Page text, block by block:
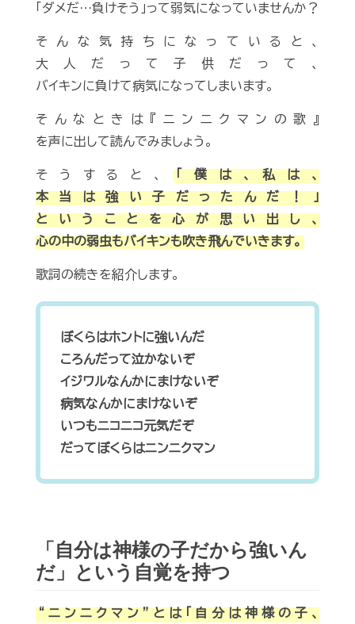
「ダメだ…負けそう」って弱気になっていませんか？
そんな気持ちになっていると、
大人だって子供だって、
バイキンに負けて病気になってしまいます。
そんなときは『ニンニクマンの歌』
を声に出して読んでみましょう。
そうすると、
「僕は、私は、
本当は強い子だったんだ！」
ということを心が思い出し、
心の中の弱虫もバイキンも吹き飛んでいきます。
歌詞の続きを紹介します。
ぼくらはホントに強いんだ
ころんだって泣かないぞ
イジワルなんかにまけないぞ
病気なんかにまけないぞ
いつもニコニコ元気だぞ
だってぼくらはニンニクマン
「自分は神様の子だから強いん
だ」という自覚を持つ
“ニンニクマン”とは「自分は神様の子、